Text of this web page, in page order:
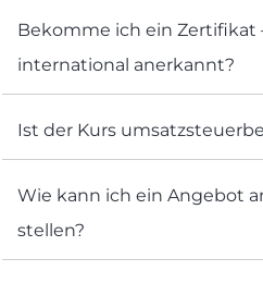
Bekomme ich ein Zertifikat
international anerkannt?
Ist der Kurs
Wie kann ich ein Angebot
stellen?